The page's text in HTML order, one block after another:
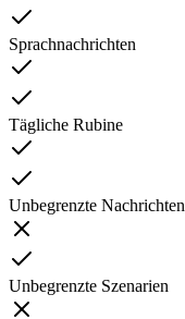
Sprachnachrichten
Tägliche Rubine
Unbegrenzte Nachrichten
Unbegrenzte Szenarien